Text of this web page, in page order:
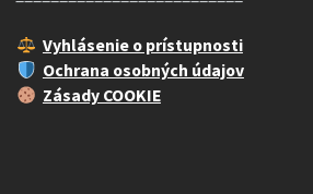
Vyhlásenie o prístupnosti
Ochrana osobných údajov
Zásady COOKIE